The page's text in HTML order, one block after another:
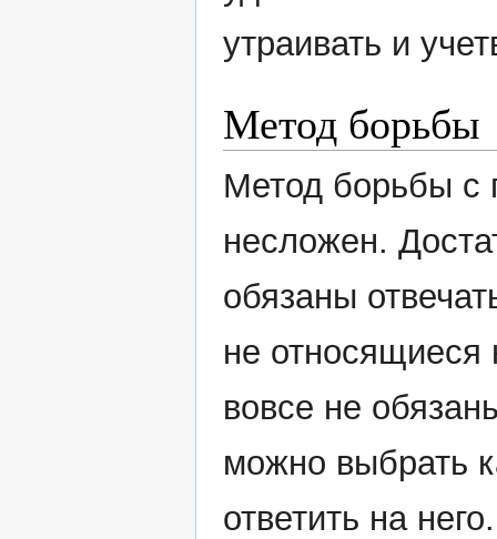
утраивать и
Метод борьбы
Метод борьбы с
несложен.
обязаны
не
вовсе не
можно выбрать
ответить на